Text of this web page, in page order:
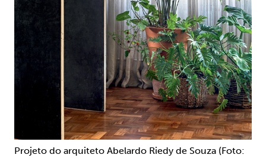
Projeto do arquiteto Abelardo Riedy de Souza (Foto: